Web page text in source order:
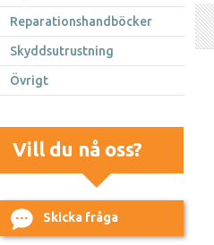
Reparationshandböcker
Skyddsutrustning
Övrigt
Vill du nå oss?
Skicka fråga